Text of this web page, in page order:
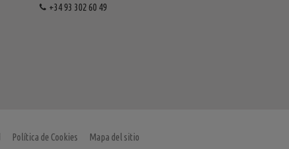
+34 93 302 60 49
Política de Cookies Mapa del sitio